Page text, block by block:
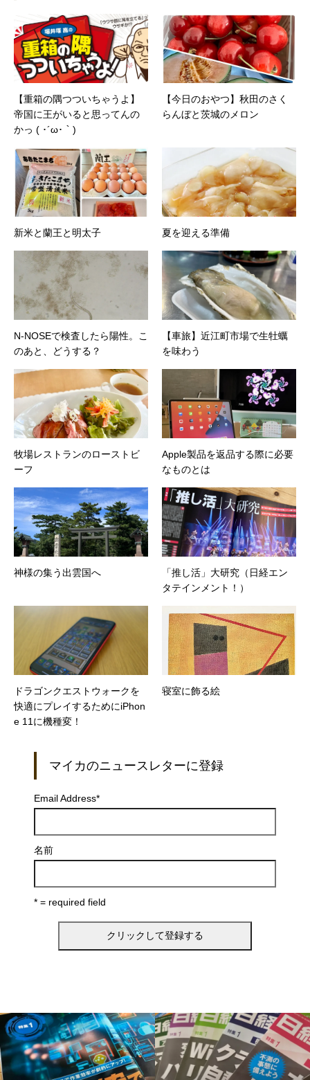
べく上京。設立して間もない会社に携わること
が多かったので、総務的な社内整備を得意とす
る。●連絡先 メール：kako@office-mica.com
【重箱の隅つついちゃうよ】
帝国に王がいると思ってんの
かっ ( ･´ω･｀)
【今日のおやつ】秋田のさく
らんぼと茨城のメロン
新米と蘭王と明太子 夏を迎える準備
N-NOSEで検査したら陽性。こ
のあと、どうする？
【車旅】近江町市場で生牡蠣
を味わう
牧場レストランのローストビ
ーフ
Apple製品を返品する際に必要
なものとは
神様の集う出雲国へ
「推し活」大研究（日経エン
タテインメント！）
ドラゴンクエストウォークを
快適にプレイするためにiPhon
e 11に機種変！
寝室に飾る絵
マイカのニュースレターに登録
Email Address*
名前
* = required field